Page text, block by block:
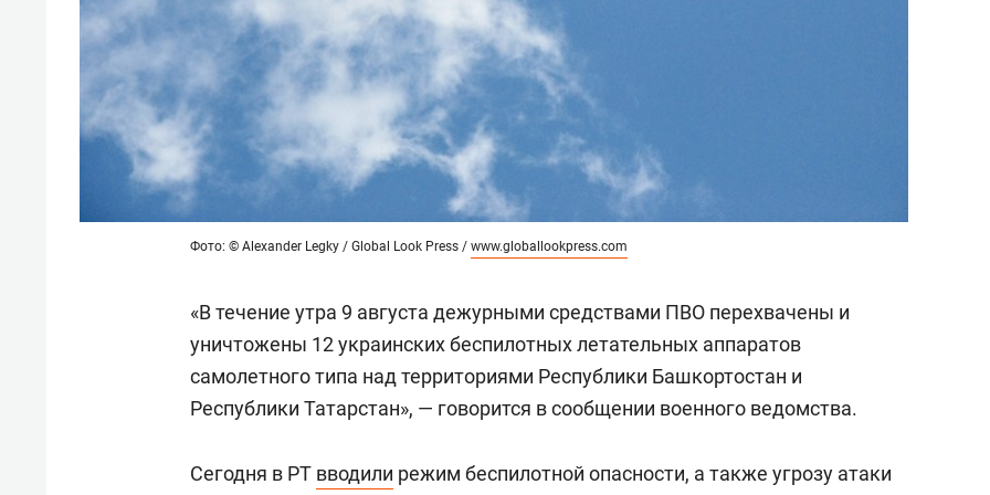
Фото: © Alexander Legky / Global Look Press / www.globallookpress.com
«В течение утра 9 августа дежурными средствами ПВО перехвачены и
уничтожены 12 украинских беспилотных летательных аппаратов
самолетного типа над территориями Республики Башкортостан и
Республики Татарстан», — говорится в сообщении военного ведомства.
Сегодня в РТ вводили режим беспилотной опасности, а также угрозу атаки